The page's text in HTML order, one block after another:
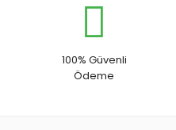
100% Güvenli
Ödeme